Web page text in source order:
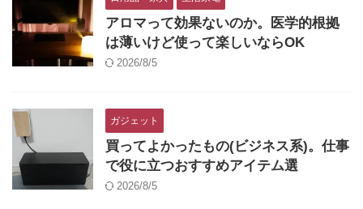
アロマって効果ないのか。医学的根拠
は薄いけど使って楽しいならOK
2026/8/5
ガジェット
買ってよかったもの(ビジネス系)。仕事
で役に立つおすすめアイテム選
2026/8/5